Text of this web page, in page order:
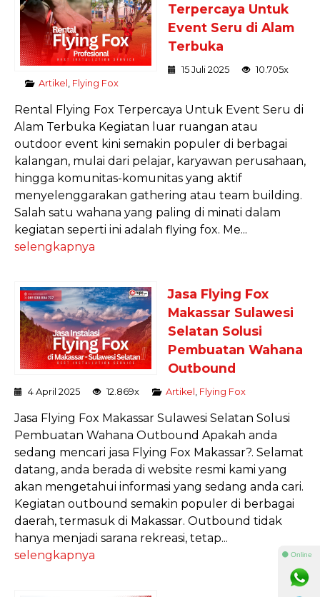
Terpercaya Untuk
Event Seru di Alam
Terbuka
15 Juli 2025
10.705x
Artikel
Flying Fox
Rental Flying Fox Terpercaya Untuk Event Seru di
Alam Terbuka Kegiatan luar ruangan atau
outdoor event kini semakin populer di berbagai
kalangan, mulai dari pelajar, karyawan perusahaan,
hingga komunitas-komunitas yang aktif
menyelenggarakan gathering atau team building.
Salah satu wahana yang paling di minati dalam
kegiatan seperti ini adalah flying fox. Me...
selengkapnya
Jasa Flying Fox
Makassar Sulawesi
Selatan Solusi
Pembuatan Wahana
Outbound
4 April 2025 12.869x Artikel Flying Fox
Jasa Flying Fox Makassar Sulawesi Selatan Solusi
Pembuatan Wahana Outbound Apakah anda
sedang mencari jasa Flying Fox Makassar?. Selamat
datang, anda berada di website resmi kami yang
akan mengetahui informasi yang sedang anda cari.
Kegiatan outbound semakin populer di berbagai
daerah, termasuk di Makassar. Outbound tidak
hanya menjadi sarana rekreasi, tetap...
selengkapnya
⚫ Online